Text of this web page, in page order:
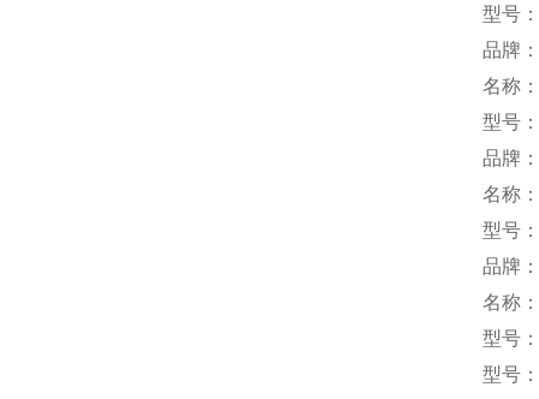
型号
品牌
名称
型号
品牌
名称
型号
品牌
名称
型号
型号